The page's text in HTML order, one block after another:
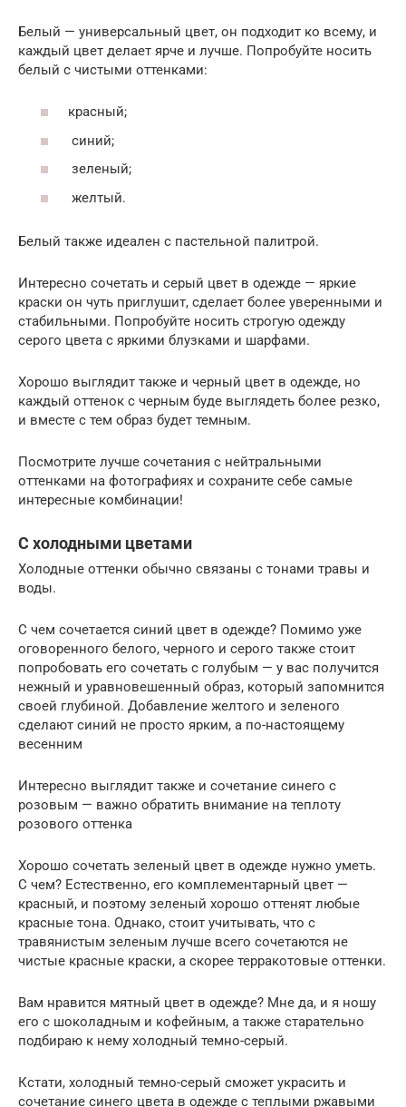
Белый — универсальный цвет, он подходит ко всему, и
каждый цвет делает ярче и лучше. Попробуйте носить
белый с чистыми оттенками:
красный;
синий;
зеленый;
желтый.
Белый также идеален с пастельной палитрой.
Интересно сочетать и серый цвет в одежде — яркие
краски он чуть приглушит, сделает более уверенными и
стабильными. Попробуйте носить строгую одежду
серого цвета с яркими блузками и шарфами.
Хорошо выглядит также и черный цвет в одежде, но
каждый оттенок с черным буде выглядеть более резко,
и вместе с тем образ будет темным.
Посмотрите лучше сочетания с нейтральными
оттенками на фотографиях и сохраните себе самые
интересные комбинации!
С холодными цветами
Холодные оттенки обычно связаны с тонами травы и
воды.
С чем сочетается синий цвет в одежде? Помимо уже
оговоренного белого, черного и серого также стоит
попробовать его сочетать с голубым — у вас получится
нежный и уравновешенный образ, который запомнится
своей глубиной. Добавление желтого и зеленого
сделают синий не просто ярким, а по-настоящему
весенним
Интересно выглядит также и сочетание синего с
розовым — важно обратить внимание на теплоту
розового оттенка
Хорошо сочетать зеленый цвет в одежде нужно уметь.
С чем? Естественно, его комплементарный цвет —
красный, и поэтому зеленый хорошо оттенят любые
красные тона. Однако, стоит учитывать, что с
травянистым зеленым лучше всего сочетаются не
чистые красные краски, а скорее терракотовые оттенки.
Вам нравится мятный цвет в одежде? Мне да, и я ношу
его с шоколадным и кофейным, а также старательно
подбираю к нему холодный темно-серый.
Кстати, холодный темно-серый сможет украсить и
сочетание синего цвета в одежде с теплыми ржавыми